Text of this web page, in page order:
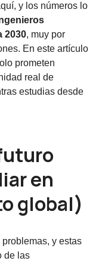
y los números lo
2030, muy por
En este artículo
prometen
real de
estudias desde
en
global)
y estas
de las